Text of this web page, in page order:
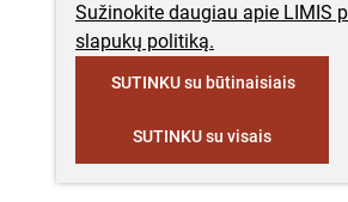
Sužinokite daugiau apie LIMIS
slapukų politiką.
SUTINKU su būtinaisiais
SUTINKU su visais